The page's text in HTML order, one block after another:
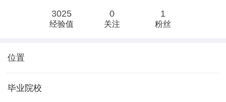
3025
经验值
0
关注
1
粉丝
位置
毕业院校